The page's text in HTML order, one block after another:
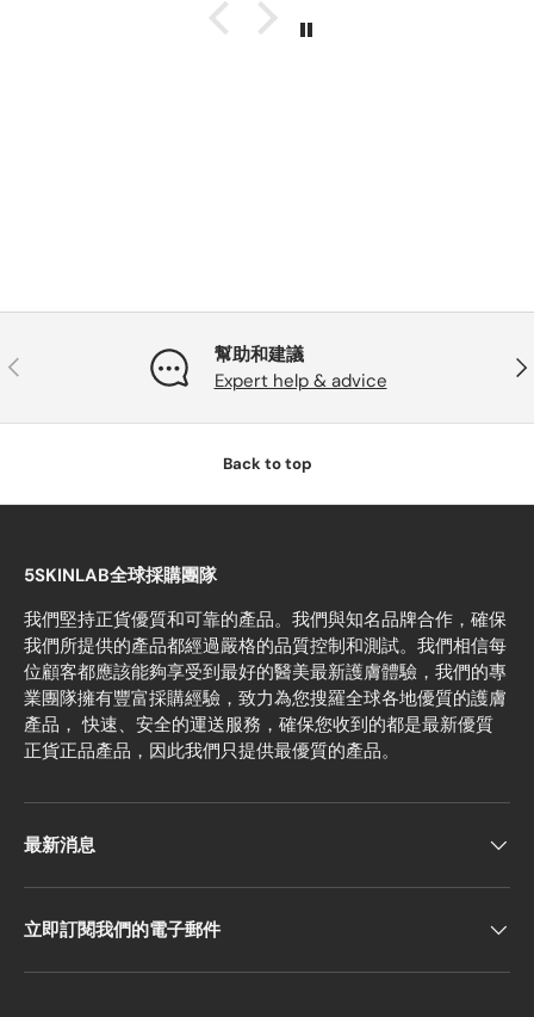
PREVIOUS
幫助和建議
Expert help & advice
Back to top
5SKINLAB全球採購團隊
我們堅持正貨優質和可靠的產品。我們與知名品牌合作，確保
我們所提供的產品都經過嚴格的品質控制和測試。我們相信每
位顧客都應該能夠享受到最好的醫美最新護膚體驗，我們的專
業團隊擁有豐富採購經驗，致力為您搜羅全球各地優質的護膚
產品， 快速、安全的運送服務，確保您收到的都是最新優質
正貨正品產品，因此我們只提供最優質的產品。
最新消息
立即訂閱我們的電子郵件